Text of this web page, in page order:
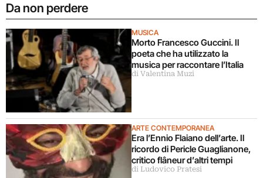
Da non perdere
MUSICA
Morto Francesco Guccini. Il
poeta che ha utilizzato la
musica per raccontare l’Italia
di Valentina Muzi
ARTE CONTEMPORANEA
Era l’Ennio Flaiano dell’arte. Il
ricordo di Pericle Guaglianone,
critico flâneur d’altri tempi
di Ludovico Pratesi